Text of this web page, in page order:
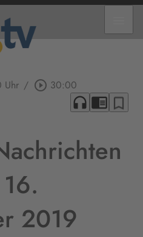
Uhr / play_circle_outline 30:00
headphones chrome_reader_mode bookmark_border
2019